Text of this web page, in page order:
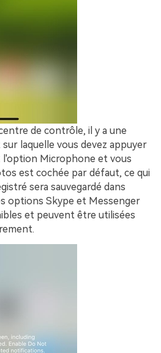
de contrôle, il y a une
sur laquelle vous devez appuyer
l'option Microphone et vous
est cochée par défaut, ce qui
sera sauvegardé dans
options Skype et Messenger
et peuvent être utilisées